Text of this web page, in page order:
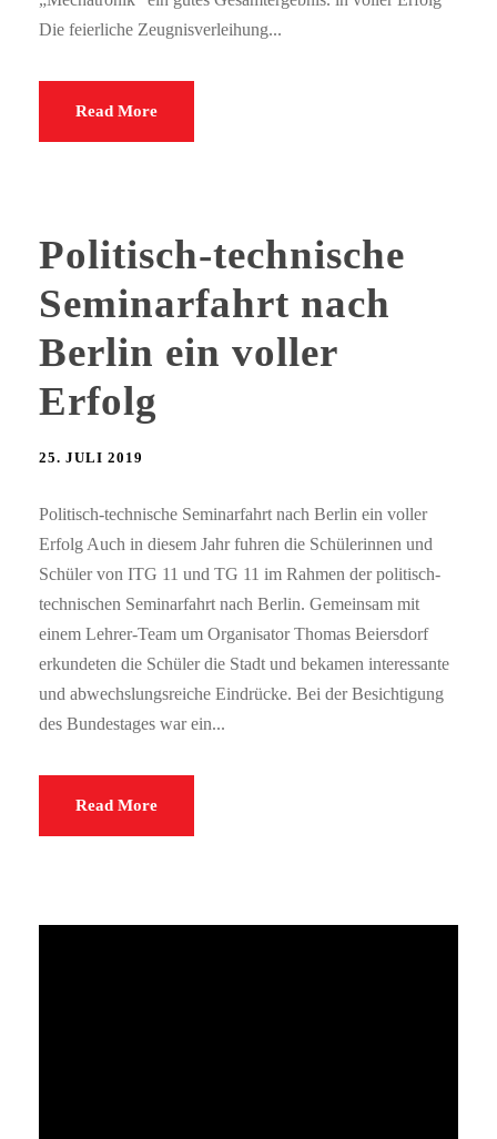
Die feierliche Zeugnisverleihung...
Read More
Politisch-technische
Seminarfahrt nach
Berlin ein voller
Erfolg
25. JULI 2019
Politisch-technische Seminarfahrt nach Berlin ein voller
Erfolg Auch in diesem Jahr fuhren die Schülerinnen und
Schüler von ITG 11 und TG 11 im Rahmen der politisch-
technischen Seminarfahrt nach Berlin. Gemeinsam mit
einem Lehrer-Team um Organisator Thomas Beiersdorf
erkundeten die Schüler die Stadt und bekamen interessante
und abwechslungsreiche Eindrücke. Bei der Besichtigung
des Bundestages war ein...
Read More